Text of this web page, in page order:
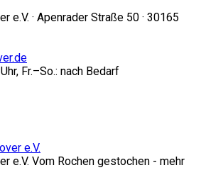
e.V. · Apenrader Straße 50 · 30165
Fr.–So.: nach Bedarf
e.V. Vom Rochen gestochen - mehr